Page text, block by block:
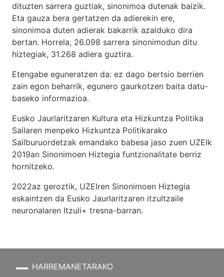
dituzten sarrera guztiak, sinonimoa dutenak baizik.
Eta gauza bera gertatzen da adierekin ere,
sinonimoa duten adierak bakarrik azalduko dira
bertan. Horrela, 26.098 sarrera sinonimodun ditu
hiztegiak, 31.268 adiera guztira.
Etengabe eguneratzen da: ez dago bertsio berrien
zain egon beharrik, egunero gaurkotzen baita datu-
baseko informazioa.
Eusko Jaurlaritzaren Kultura eta Hizkuntza Politika
Sailaren menpeko Hizkuntza Politikarako
Sailburuordetzak emandako babesa jaso zuen UZEIk
2019an Sinonimoen Hiztegia funtzionalitate berriz
hornitzeko.
2022az geroztik, UZEIren Sinonimoen Hiztegia
eskaintzen da Eusko Jaurlaritzaren itzultzaile
neuronalaren Itzuli+ tresna-barran.
HARREMANETARAKO